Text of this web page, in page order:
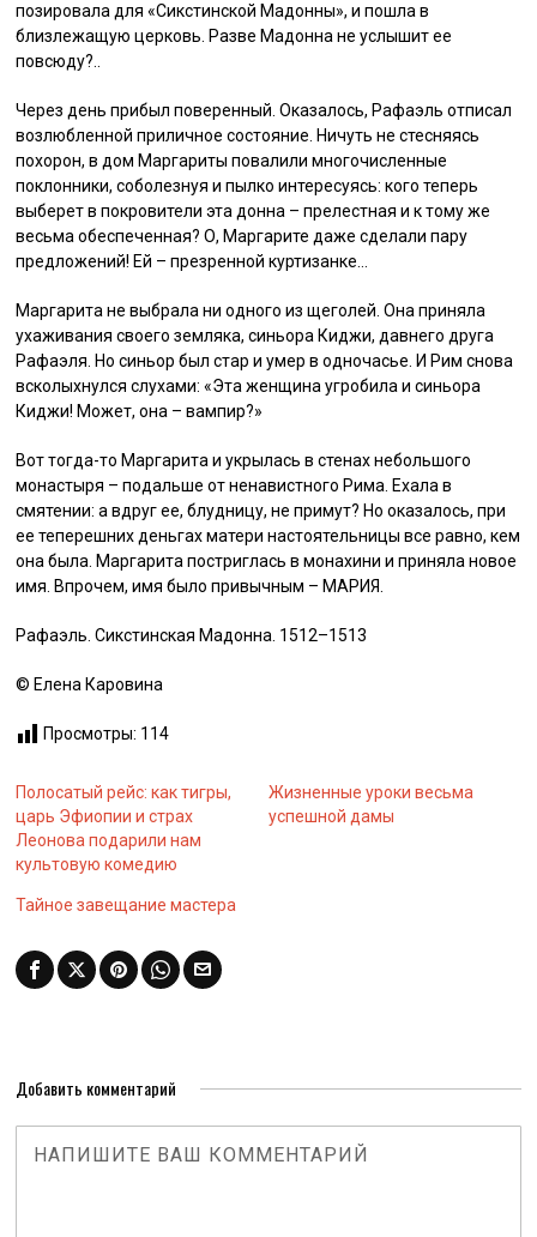
позировала для «Сикстинской Мадонны», и пошла в
близлежащую церковь. Разве Мадонна не услышит ее
повсюду?..
Через день прибыл поверенный. Оказалось, Рафаэль отписал
возлюбленной приличное состояние. Ничуть не стесняясь
похорон, в дом Маргариты повалили многочисленные
поклонники, соболезнуя и пылко интересуясь: кого теперь
выберет в покровители эта донна – прелестная и к тому же
весьма обеспеченная? О, Маргарите даже сделали пару
предложений! Ей – презренной куртизанке…
Маргарита не выбрала ни одного из щеголей. Она приняла
ухаживания своего земляка, синьора Киджи, давнего друга
Рафаэля. Но синьор был стар и умер в одночасье. И Рим снова
всколыхнулся слухами: «Эта женщина угробила и синьора
Киджи! Может, она – вампир?»
Вот тогда-то Маргарита и укрылась в стенах небольшого
монастыря – подальше от ненавистного Рима. Ехала в
смятении: а вдруг ее, блудницу, не примут? Но оказалось, при
ее теперешних деньгах матери настоятельницы все равно, кем
она была. Маргарита постриглась в монахини и приняла новое
имя. Впрочем, имя было привычным – МАРИЯ.
Рафаэль. Сикстинская Мадонна. 1512–1513
©️ Елена Каровина
Просмотры: 114
Полосатый рейс: как тигры,
царь Эфиопии и страх
Леонова подарили нам
культовую комедию
Жизненные уроки весьма
успешной дамы
Тайное завещание мастера
Добавить комментарий